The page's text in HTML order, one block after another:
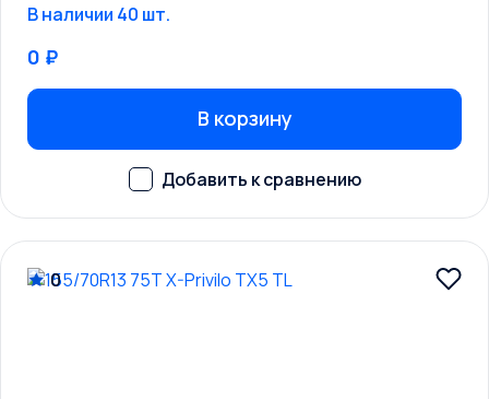
В наличии 40 шт.
0 ₽
В корзину
0